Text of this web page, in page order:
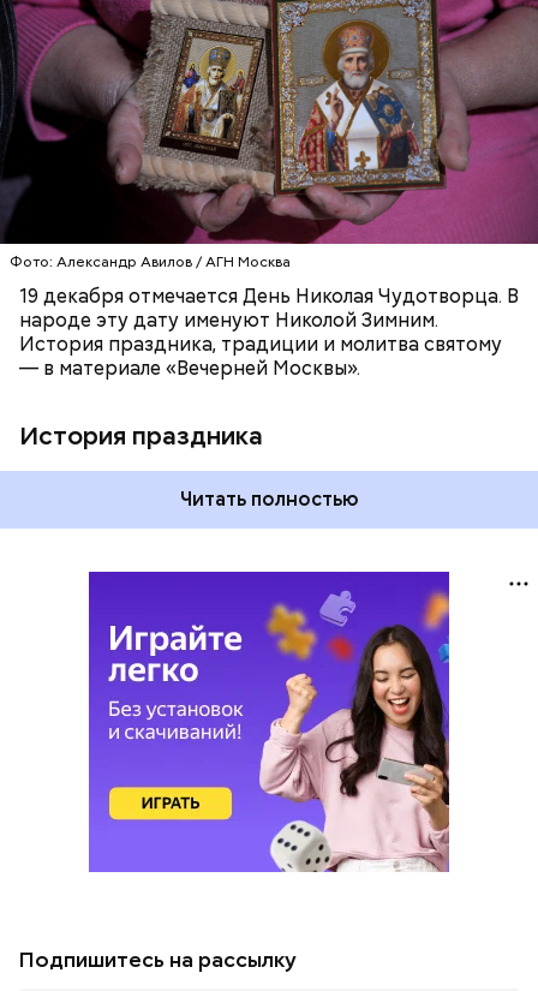
Фото: Александр Авилов / АГН Москва
19 декабря отмечается День Николая Чудотворца. В
народе эту дату именуют Николой Зимним.
История праздника, традиции и молитва святому
— в материале «Вечерней Москвы».
История праздника
мучительным пыткам и даже смерти от рук
язычников.
Читать полностью
ПРАВОСЛАВИЕ
ПРАЗДНИКИ
ХРИСТИАНСТВО
РЕЛИГИЯ ЦЕРКОВЬ
Подпишитесь на рассылку